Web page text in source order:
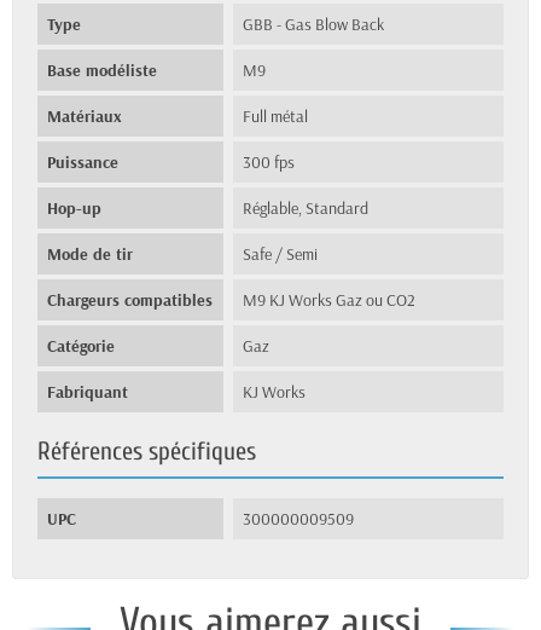
Type GBB - Gas Blow Back
Base modéliste M9
Matériaux Full métal
Puissance 300 fps
Hop-up Réglable, Standard
Mode de tir Safe / Semi
Chargeurs compatibles M9 KJ Works Gaz ou CO2
Catégorie Gaz
Fabriquant KJ Works
Références spécifiques
UPC 300000009509